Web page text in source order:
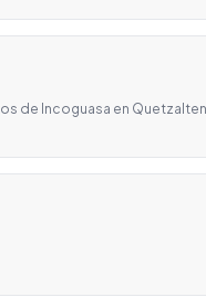
de Incoguasa en